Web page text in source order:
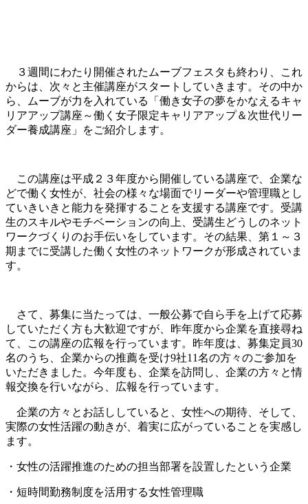
３週間にわたり開催されたムーブフェスタも終わり、これ
からは、次々と主催講座がスタートしていきます。その中か
ら、ムーブが力を入れている「働き女子の夢をかなえるキャ
リアアップ講座～働く女子限定キャリアアップ＆次世代リー
ダー養成講座」をご紹介します。
この講座は平成２３年度から開催している講座で、企業な
どで働く女性が、社会の様々な場面でリーダーや管理職とし
ていきいきと能力を発揮することを支援する講座です。受講
生のスキルやモチベーションの向上、受講生どうしのネット
ワークづくりのお手伝いをしています。その結果、第１～３
期までに受講した働く女性のネットワークが形成されていま
す。
さて、募集に当たっては、一般公募で自ら手を上げて応募
していただく方も大歓迎ですが、昨年度から企業を直接尋ね
て、この講座の広報を行っています。昨年度は、募集定員30
名のうち、企業からの推薦を受け9社11名の方々のご参加を
いただきました。今年度も、企業を訪問し、企業の方々と情
報交換を行いながら、広報を行っています。
企業の方々とお話ししていると、女性への期待、そして、
実際の女性活躍の動きが、着実に広がっていることを実感し
ます。
・女性の活躍推進のための担当部署を設置したという企業
・短時間勤務制度を活用する女性管理職